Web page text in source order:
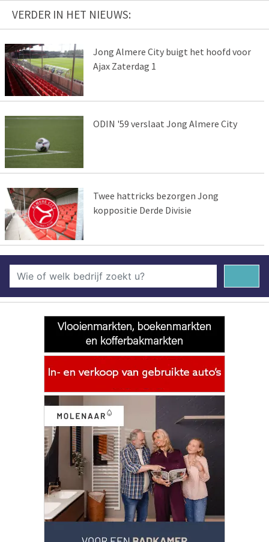
VERDER IN HET NIEUWS:
Jong Almere City buigt het hoofd voor
Ajax Zaterdag 1
ODIN '59 verslaat Jong Almere City
Twee hattricks bezorgen Jong
koppositie Derde Divisie